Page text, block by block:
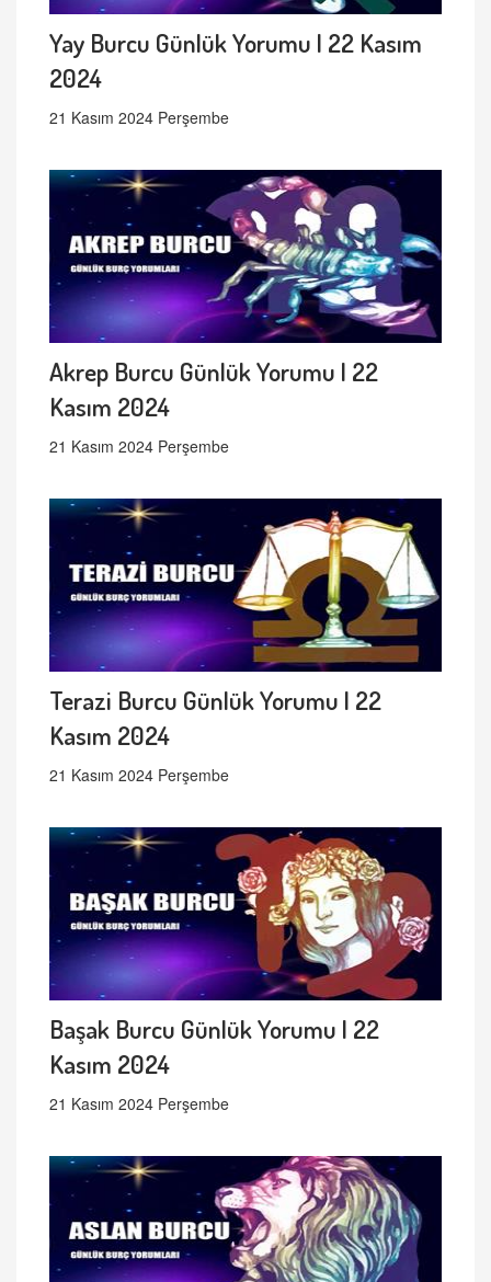
Yay Burcu Günlük Yorumu | 22 Kasım
2024
21 Kasım 2024 Perşembe
Akrep Burcu Günlük Yorumu | 22
Kasım 2024
21 Kasım 2024 Perşembe
Terazi Burcu Günlük Yorumu | 22
Kasım 2024
21 Kasım 2024 Perşembe
Başak Burcu Günlük Yorumu | 22
Kasım 2024
21 Kasım 2024 Perşembe